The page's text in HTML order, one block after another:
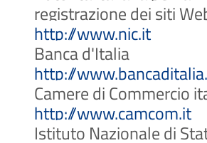
registrazione dei siti
http://www.nic.it
Banca d'Italia
http://
Camere di Commercio
http://www.camcom.it
Istituto Nazionale di